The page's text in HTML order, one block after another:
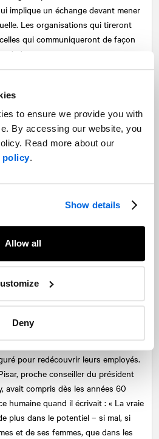
to ensure we provide you with
By accessing our website, you
Read more about our
policy.
Show details
Allow all
Deny
implique un échange devant mener
Les organisations qui tireront
qui communiqueront de façon
face aux organisations qui se
autre sondage?
organisations qui iront à leur
plusieurs employeurs qui les
aussi faire preuve de rigueur
Énoncer de grands principes ne
porter le masque dans certaines
faudra que les employeurs le
pour redécouvrir leurs employés.
proche conseiller du président
avait compris dès les années 60
humaine quand il écrivait : « La vraie
plus dans le potentiel – si mal, si
et de ses femmes, que dans les